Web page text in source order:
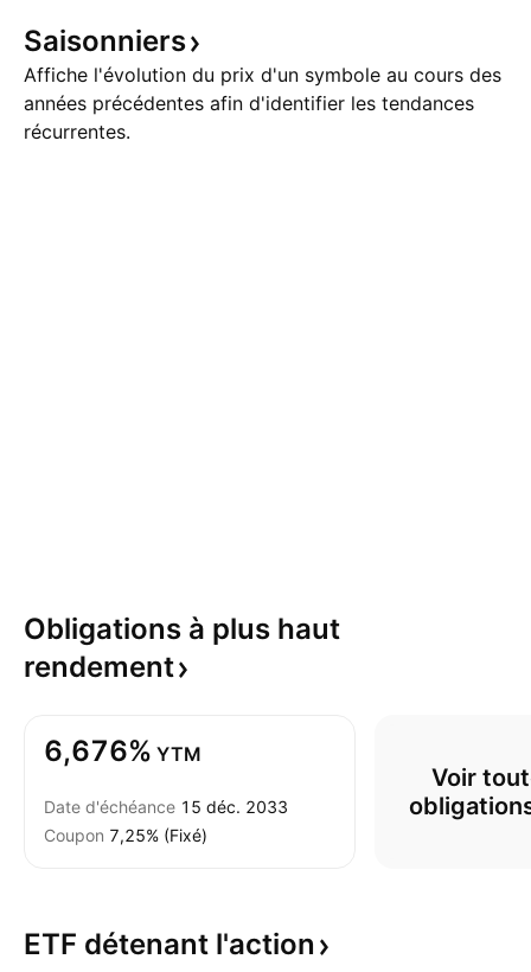
Saisonniers
Affiche l'évolution du prix d'un symbole au cours des
années précédentes afin d'identifier les tendances
récurrentes.
Obligations à plus haut
rendement
6,676% YTM
Date d'échéance 15 déc. 2033
Coupon 7,25% (Fixé)
Voir
ETF détenant l'action